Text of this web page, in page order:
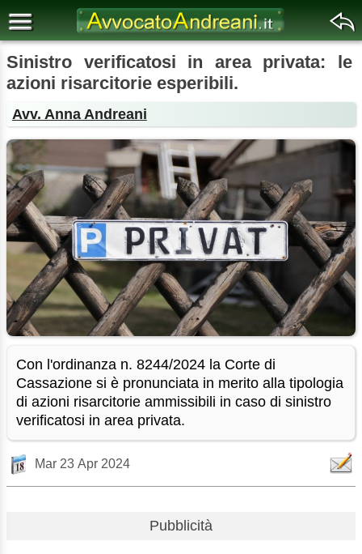
Sinistro verificatosi in area privata: le
azioni risarcitorie esperibili.
Avv. Anna Andreani
Con l'ordinanza n. 8244/2024 la Corte di
Cassazione si è pronunciata in merito alla tipologia
di azioni risarcitorie ammissibili in caso di sinistro
verificatosi in area privata.
Mar 23 Apr 2024
Pubblicità